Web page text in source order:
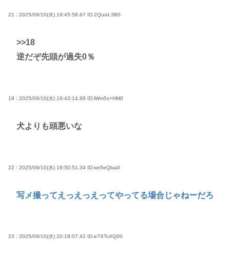
21 : 2025/09/10(水) 19:45:58.67 ID:2QuixL3B0
>>18
逆だぞ先頭が過失0％
19 : 2025/09/10(水) 19:43:14.89 ID:lWm5x+HM0
犬よりも頭悪いな
22 : 2025/09/10(水) 19:50:51.34 ID:wv5eQlxa0
写メ撮ってえっえっえってやってる場合じゃねーだろ
23 : 2025/09/10(水) 20:18:07.42 ID:e7STcAQ00